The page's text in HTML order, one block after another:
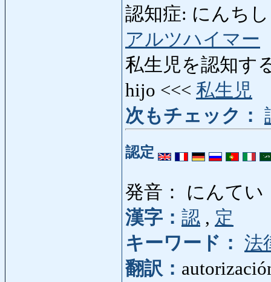
認知症: にんちし
アルツハイマー
私生児を認知す
hijo <<< 私生児
次もチェック：
認定
発音： にんてい
漢字： 認 , 定
キーワード： 法
翻訳：